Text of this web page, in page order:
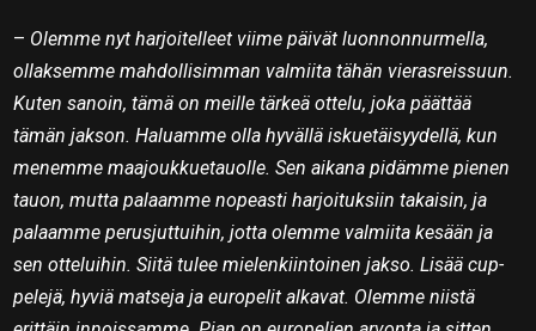
– Olemme nyt harjoitelleet viime päivät luonnonnurmella,
ollaksemme mahdollisimman valmiita tähän vierasreissuun.
Kuten sanoin, tämä on meille tärkeä ottelu, joka päättää
tämän jakson. Haluamme olla hyvällä iskuetäisyydellä, kun
menemme maajoukkuetauolle. Sen aikana pidämme pienen
tauon, mutta palaamme nopeasti harjoituksiin takaisin, ja
palaamme perusjuttuihin, jotta olemme valmiita kesään ja
sen otteluihin. Siitä tulee mielenkiintoinen jakso. Lisää cup-
pelejä, hyviä matseja ja europelit alkavat. Olemme niistä